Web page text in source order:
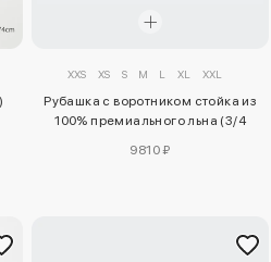
XXS XS S M L XL XXL
Рубашка с воротником стойка из
100% премиального льна (3/4
9810 ₽